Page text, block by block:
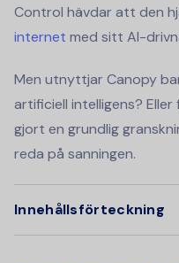
Control hävdar att den
internet med sitt AI-
Men utnyttjar Canopy
artificiell intelligens?
gjort en grundlig
reda på sanningen.
Innehållsförteckning